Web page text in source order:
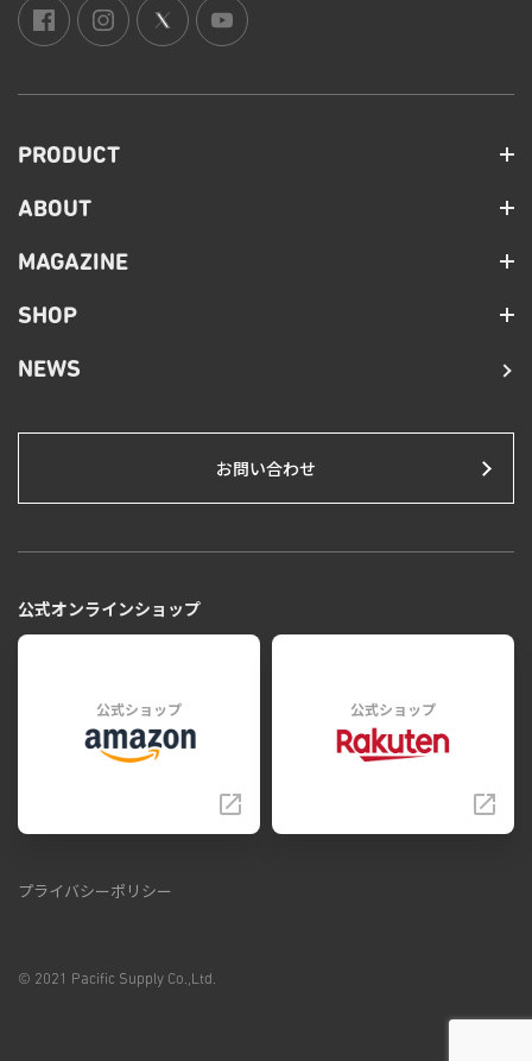
PRODUCT
ABOUT
MAGAZINE
SHOP
NEWS
お問い合わせ
公式オンラインショップ
公式ショップ 公式ショップ
プライバシーポリシー
© 2021 Pacific Supply Co.,Ltd.